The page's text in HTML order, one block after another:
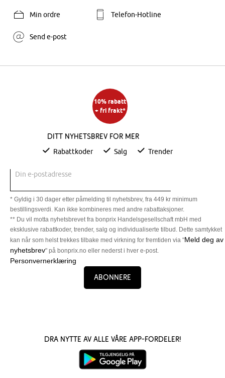
Min ordre Telefon-Hotline
Send e-post
10% rabatt
+ fri frakt*
Ditt nyhetsbrev for mer
Rabattkoder Salg Trender
Din e-postadresse
* Gyldig i 30 dager etter påmelding til nyhetsbrev, fra 449 kr minimum
bestillingsverdi. Kan ikke kombineres med andre rabattaksjoner.
** Du vil motta nyhetsbrevet fra bonprix Handelsgesellschaft mbH med
eksklusive rabattkoder, trender, salg og individualiserte tilbud. Dette samtykket
kan når som helst trekkes tilbake med virkning for fremtiden via "Meld deg av
nyhetsbrev" på bonprix.no eller nederst i hver e-post.
Personvernerklæring
Abonnere
Dra nytte av alle våre app-fordeler!